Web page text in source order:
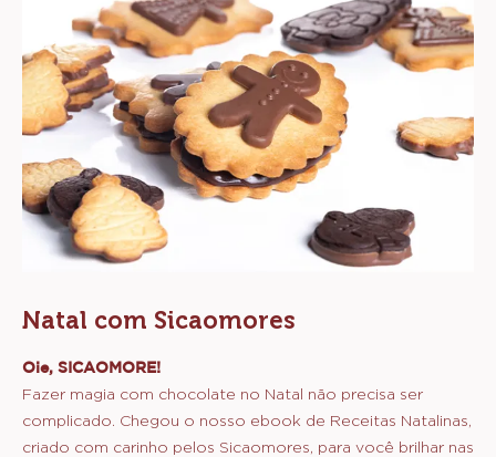
Natal com Sicaomores
Oie, SICAOMORE!
Fazer magia com chocolate no Natal não precisa ser
complicado. Chegou o nosso ebook de Receitas Natalinas,
criado com carinho pelos Sicaomores, para você brilhar nas